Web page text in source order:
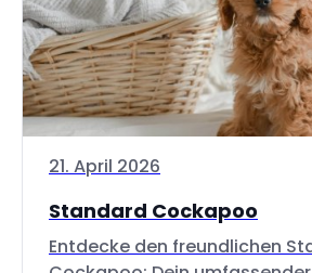
21. April 2026
Standard Cockapoo
Entdecke den freundlichen